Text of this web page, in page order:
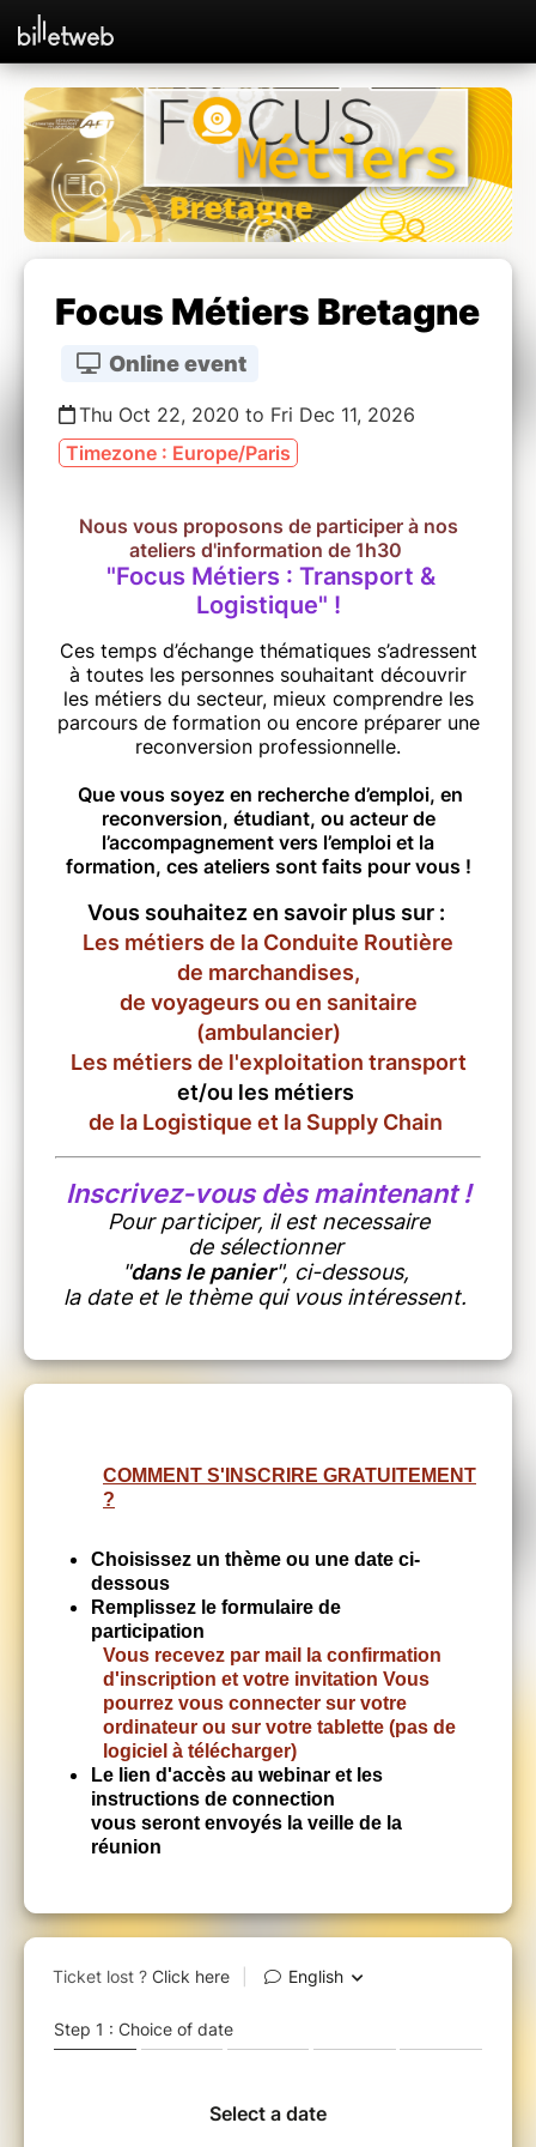
Focus Métiers Bretagne
Online event
Thu Oct 22, 2020 to Fri Dec 11, 2026
Timezone : Europe/Paris
Nous vous proposons de participer à nos
ateliers d'information de 1h30
"Focus Métiers : Transport &
Logistique" !
Ces temps d’échange thématiques s’adressent
à toutes les personnes souhaitant découvrir
les métiers du secteur, mieux comprendre les
parcours de formation ou encore préparer une
reconversion professionnelle.
Que vous soyez en recherche d’emploi, en
reconversion, étudiant, ou acteur de
l’accompagnement vers l’emploi et la
formation, ces ateliers sont faits pour vous !
Vous souhaitez en savoir plus sur :
Les métiers de la Conduite Routière
de marchandises,
de voyageurs ou en sanitaire
(ambulancier)
Les métiers de l'exploitation transport
et/ou les métiers
de la Logistique et la Supply Chain
Inscrivez-vous dès maintenant !
Pour participer, il est necessaire
de sélectionner
"dans le panier", ci-dessous,
la date et le thème qui vous intéressent.
COMMENT S'INSCRIRE GRATUITEMENT
?
Choisissez un thème ou une date ci-
dessous
Remplissez le formulaire de
participation
Vous recevez par mail la confirmation
d'inscription et votre invitation Vous
pourrez vous connecter sur votre
ordinateur ou sur votre tablette (pas de
logiciel à télécharger)
Le lien d'accès au webinar et les
instructions de connection
vous seront envoyés la veille de la
réunion